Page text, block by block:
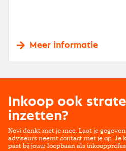
Meer informatie
Inkoop ook
inzetten?
Nevi denkt met je mee. Laat je
adviseurs neemt contact met je op. Je
past bij jouw loopbaan als